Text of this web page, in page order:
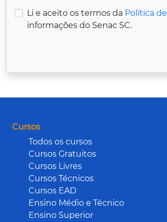
Li e aceito os termos da Política
informações do Senac SC.
Cursos
Todos os cursos
Cursos Gratuitos
Cursos Livres
Cursos Técnicos
Cursos EAD
Ensino Médio e Técnico
Ensino Superior